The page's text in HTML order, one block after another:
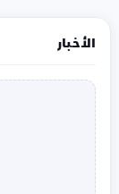
الأخبار